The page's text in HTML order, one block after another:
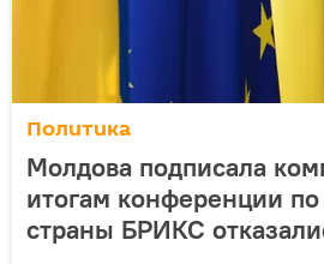
Политика
Молдова подписала
итогам конференции
страны БРИКС